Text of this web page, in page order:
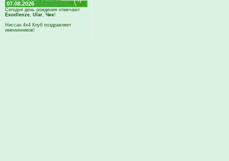
07.08.2026
Сегодня день рождения отмечают
Excellenze, Ular, Чик!
Ниссан 4х4 Клуб поздравляет
именинников!